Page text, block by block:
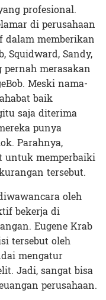
profesional.
di perusahaan
dalam memberikan
Squidward, Sandy,
merasakan
Meski nama-
baik
saja diterima
punya
Parahnya,
untuk memperbaiki
tersebut.
oleh
bekerja di
Eugene Krab
tersebut oleh
mengatur
Jadi, sangat bisa
perusahaan.